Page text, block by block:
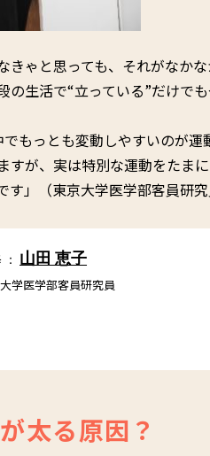
きゃと思っても、それがなか
の生活で“立っている”だけで
でもっとも変動しやすいのが
すが、実は特別な運動をたま
」（東京大学医学部客員研究
山田 恵子
学医学部客員研究員
太る原因？